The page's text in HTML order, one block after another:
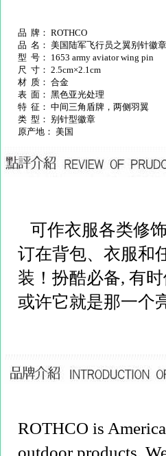
品 牌： ROTHCO
品 名： 美国陆军飞行员之翼别针徽章
型 号： 1653 army aviator wing pin
尺 寸： 2.5cm×2.1cm
材 质： 合金
表 面： 黑色亚光处理
特 征： 中间三角盾牌，两侧羽翼
类 型： 别针型徽章
原产地： 美国
可作衣服各类修
订在背包、衣服和
装！扮酷必备, 有
或许它就是那一个
ROTHCO is America